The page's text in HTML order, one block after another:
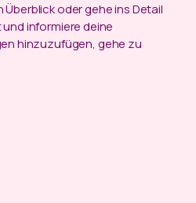
oder gehe ins Detail
informiere deine
hinzuzufügen, gehe zu